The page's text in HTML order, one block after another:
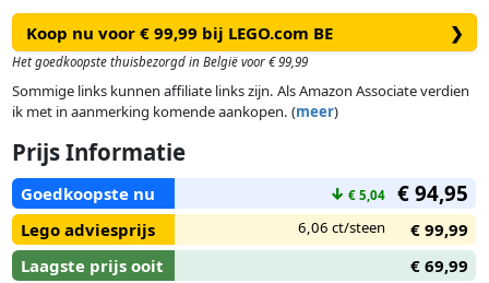
Gebruik het display met een afbeelding van 4 galopperende
paarden, die symbool staan voor de traditionele zegening
'succes bij aankomst' in het nieuwe jaar, als achtergrond voor
je model. Zet de benen van de 4 van stenen gebouwde
laten bewegen alsof ze zo uit het schilderij galopperen.
Paarden zijn een symbool van kracht en het totale aantal van
8 paarden in het schilderij plus model staat voor voorspoed
en geluk. Voeg de minifiguren van een schilder en iemand in
een Jaar van het Paard-kostuum met een paardenschilderij op
een papierrol toe aan het model.
Koop nu voor € 99,99 bij LEGO.com BE ❯
Het goedkoopste thuisbezorgd in België voor € 99,99
Sommige links kunnen affiliate links zijn. Als Amazon Associate verdien
ik met in aanmerking komende aankopen. (meer)
Prijs Informatie
Goedkoopste nu ↓ € 5,04 € 94,95
Lego adviesprijs 6,06 ct/steen
€ 99,99
Laagste prijs ooit
€ 69,99